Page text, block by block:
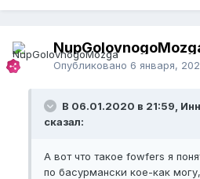
Опубликовано 6 января,
В 06.01.2020 в 21:59,
сказал:
А вот что такое fowfers я
по басурмански кое-как могу,